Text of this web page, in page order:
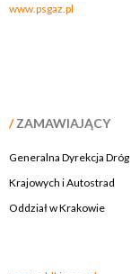
www.psgaz.pl
/ZAMAWIAJĄCY
Generalna Dyrekcja Dróg
Krajowych i Autostrad
Oddział w Krakowie